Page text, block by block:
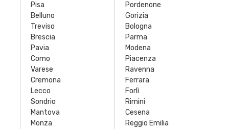
Pisa
Belluno
Treviso
Brescia
Pavia
Como
Varese
Cremona
Lecco
Sondrio
Mantova
Monza
Pordenone
Gorizia
Bologna
Parma
Modena
Piacenza
Ravenna
Ferrara
Forlì
Rimini
Cesena
Reggio Emilia